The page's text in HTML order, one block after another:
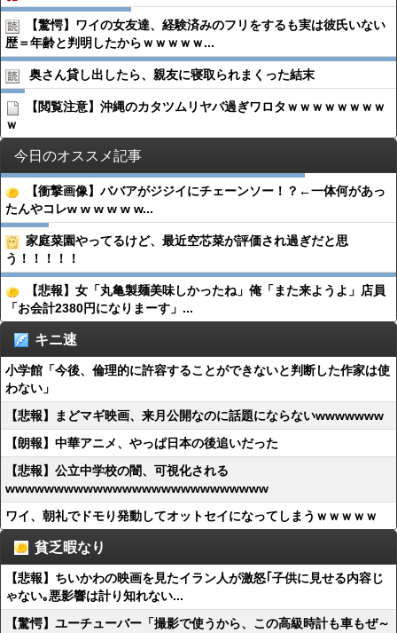
【驚愕】ワイの女友達、経験済みのフリをするも実は彼氏いない
歴＝年齢と判明したからｗｗｗｗｗ...
奥さん貸し出したら、親友に寝取られまくった結末
【閲覧注意】沖縄のカタツムリヤバ過ぎワロタｗｗｗｗｗｗｗｗ
ｗ
今日のオススメ記事
【衝撃画像】ババアがジジイにチェーンソー！？←一体何があっ
たんやコレw w w w w w...
家庭菜園やってるけど、最近空芯菜が評価され過ぎだと思
う！！！！！
【悲報】女「丸亀製麺美味しかったね」俺「また来ようよ」店員
「お会計2380円になりまーす」...
キニ速
小学館「今後、倫理的に許容することができないと判断した作家は使
わない」
【悲報】まどマギ映画、来月公開なのに話題にならないwwwwwww
【朗報】中華アニメ、やっぱ日本の後追いだった
【悲報】公立中学校の闇、可視化される
wwwwwwwwwwwwwwwwwwwwwwwwwww
ワイ、朝礼でドモり発動してオットセイになってしまうｗｗｗｗｗ
貧乏暇なり
【悲報】ちいかわの映画を見たイラン人が激怒｢子供に見せる内容じ
ゃない｡悪影響は計り知れない...
【驚愕】ユーチューバー「撮影で使うから、この高級時計も車もぜ～